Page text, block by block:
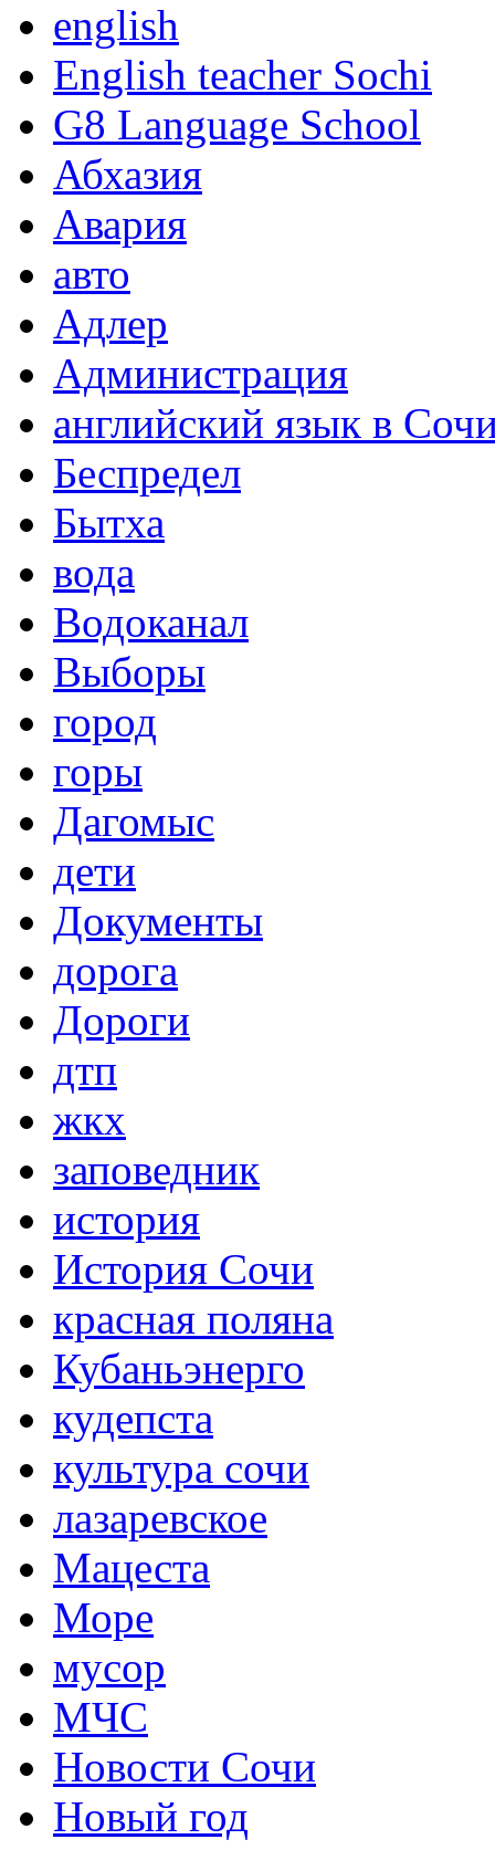
english
English teacher Sochi
G8 Language School
Абхазия
Авария
авто
Адлер
Администрация
английский язык в
Беспредел
Бытха
вода
Водоканал
Выборы
город
горы
Дагомыс
дети
Документы
дорога
Дороги
дтп
жкх
заповедник
история
История Сочи
красная поляна
Кубаньэнерго
кудепста
культура сочи
лазаревское
Мацеста
Море
мусор
МЧС
Новости Сочи
Новый год